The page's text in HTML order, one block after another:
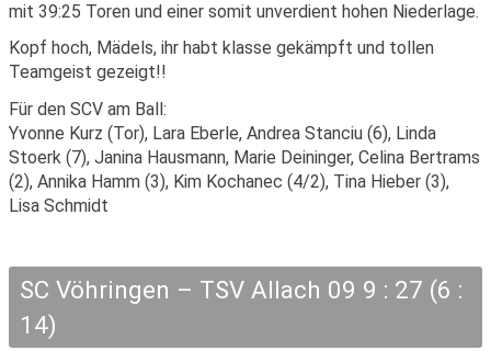
mit 39:25 Toren und einer somit unverdient hohen Niederlage.
Kopf hoch, Mädels, ihr habt klasse gekämpft und tollen
Teamgeist gezeigt!!
Für den SCV am Ball:
Yvonne Kurz (Tor), Lara Eberle, Andrea Stanciu (6), Linda
Stoerk (7), Janina Hausmann, Marie Deininger, Celina Bertrams
(2), Annika Hamm (3), Kim Kochanec (4/2), Tina Hieber (3),
Lisa Schmidt
SC Vöhringen – TSV Allach 09 9 : 27 (6 :
14)